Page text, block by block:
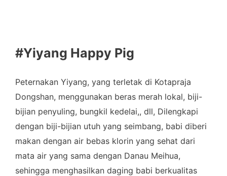
#Yiyang Happy Pig
Peternakan Yiyang, yang terletak di Kotapraja
Dongshan, menggunakan beras merah lokal, biji-
bijian penyuling, bungkil kedelai,, dll, Dilengkapi
dengan biji-bijian utuh yang seimbang, babi diberi
makan dengan air bebas klorin yang sehat dari
mata air yang sama dengan Danau Meihua,
sehingga menghasilkan daging babi berkualitas